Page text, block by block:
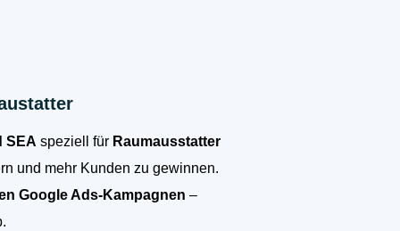
SEA speziell für Raumausstatter
und mehr Kunden zu gewinnen.
Google Ads-Kampagnen –